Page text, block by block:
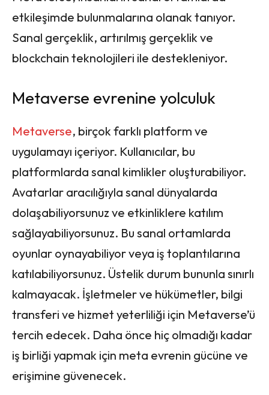
etkileşimde bulunmalarına olanak tanıyor.
Sanal gerçeklik, artırılmış gerçeklik ve
blockchain teknolojileri ile destekleniyor.
Metaverse evrenine yolculuk
Metaverse, birçok farklı platform ve
uygulamayı içeriyor. Kullanıcılar, bu
platformlarda sanal kimlikler oluşturabiliyor.
Avatarlar aracılığıyla sanal dünyalarda
dolaşabiliyorsunuz ve etkinliklere katılım
sağlayabiliyorsunuz. Bu sanal ortamlarda
oyunlar oynayabiliyor veya iş toplantılarına
katılabiliyorsunuz. Üstelik durum bununla sınırlı
kalmayacak. İşletmeler ve hükümetler, bilgi
transferi ve hizmet yeterliliği için Metaverse’ü
tercih edecek. Daha önce hiç olmadığı kadar
iş birliği yapmak için meta evrenin gücüne ve
erişimine güvenecek.